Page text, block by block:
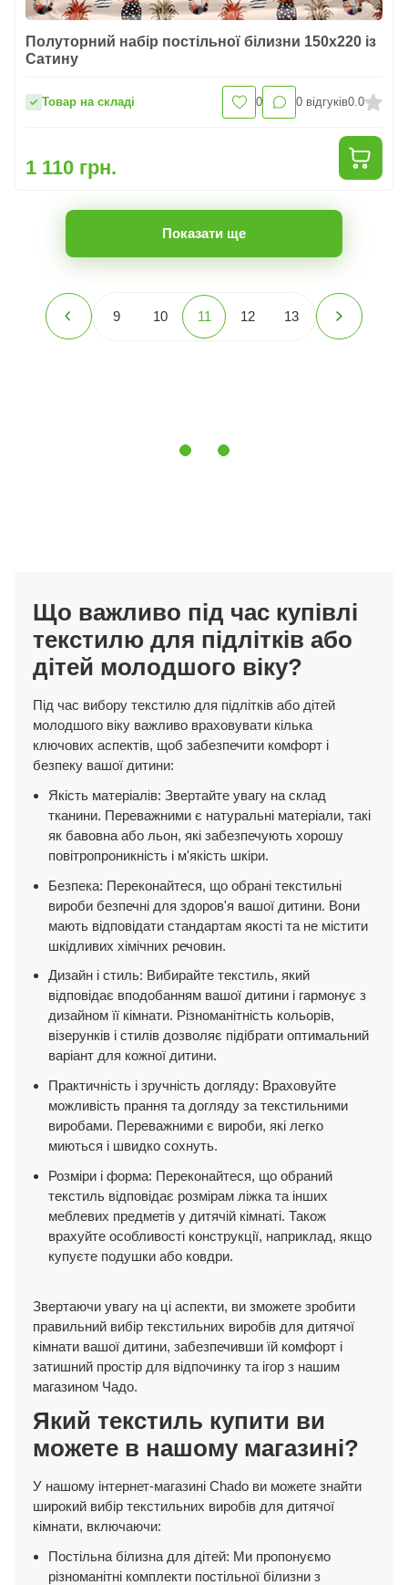
Полуторний набір постільної білизни 150x220 із
Сатину
Товар на складі 0 0 відгуків0.0
1 110 грн.
Показати ще
9 10 11 12 13
Що важливо під час купівлі
текстилю для підлітків або
дітей молодшого віку?
Під час вибору текстилю для підлітків або дітей
молодшого віку важливо враховувати кілька
ключових аспектів, щоб забезпечити комфорт і
безпеку вашої дитини:
Якість матеріалів: Звертайте увагу на склад
тканини. Переважними є натуральні матеріали, такі
як бавовна або льон, які забезпечують хорошу
повітропроникність і м'якість шкіри.
Безпека: Переконайтеся, що обрані текстильні
вироби безпечні для здоров'я вашої дитини. Вони
мають відповідати стандартам якості та не містити
шкідливих хімічних речовин.
Дизайн і стиль: Вибирайте текстиль, який
відповідає вподобанням вашої дитини і гармонує з
дизайном її кімнати. Різноманітність кольорів,
візерунків і стилів дозволяє підібрати оптимальний
варіант для кожної дитини.
Практичність і зручність догляду: Враховуйте
можливість прання та догляду за текстильними
виробами. Переважними є вироби, які легко
миються і швидко сохнуть.
Розміри і форма: Переконайтеся, що обраний
текстиль відповідає розмірам ліжка та інших
меблевих предметів у дитячій кімнаті. Також
врахуйте особливості конструкції, наприклад, якщо
купуєте подушки або ковдри.
Звертаючи увагу на ці аспекти, ви зможете зробити
правильний вибір текстильних виробів для дитячої
кімнати вашої дитини, забезпечивши їй комфорт і
затишний простір для відпочинку та ігор з нашим
магазином Чадо.
Який текстиль купити ви
можете в нашому магазині?
У нашому інтернет-магазині Chado ви можете знайти
широкий вибір текстильних виробів для дитячої
кімнати, включаючи:
Постільна білизна для дітей: Ми пропонуємо
різноманітні комплекти постільної білизни з